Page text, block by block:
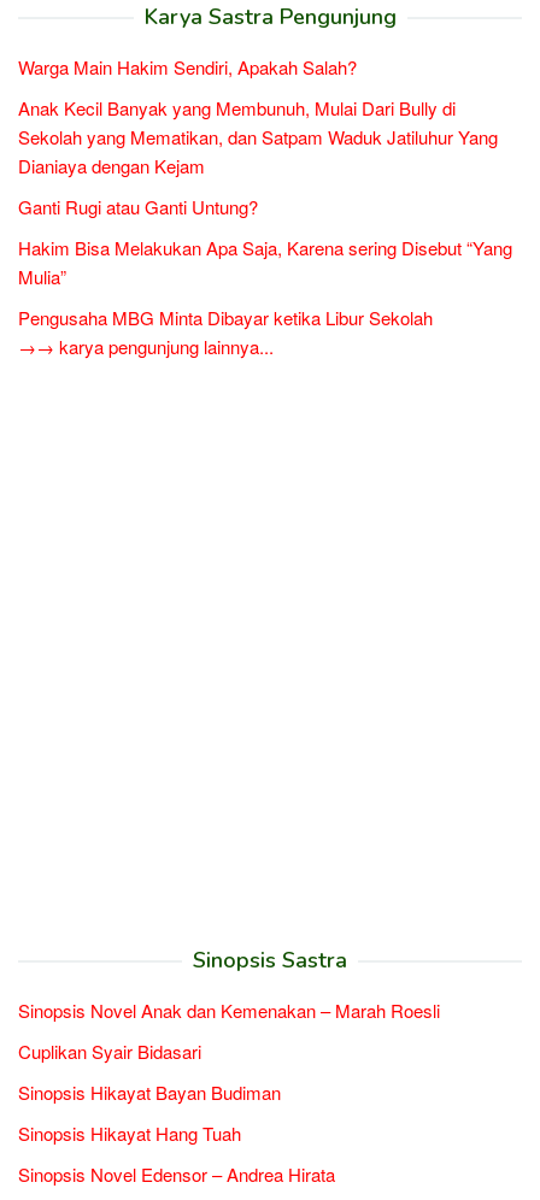
Karya Sastra Pengunjung
Warga Main Hakim Sendiri, Apakah Salah?
Anak Kecil Banyak yang Membunuh, Mulai Dari Bully di
Sekolah yang Mematikan, dan Satpam Waduk Jatiluhur Yang
Dianiaya dengan Kejam
Ganti Rugi atau Ganti Untung?
Hakim Bisa Melakukan Apa Saja, Karena sering Disebut “Yang
Mulia”
Pengusaha MBG Minta Dibayar ketika Libur Sekolah
→→ karya pengunjung lainnya...
Sinopsis Sastra
Sinopsis Novel Anak dan Kemenakan – Marah Roesli
Cuplikan Syair Bidasari
Sinopsis Hikayat Bayan Budiman
Sinopsis Hikayat Hang Tuah
Sinopsis Novel Edensor – Andrea Hirata